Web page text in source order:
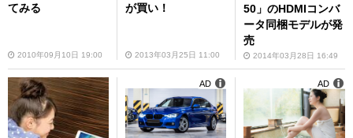
てみる
2010年09月10日 19:00
が買い！
2013年03月25日 11:00
50」のHDMIコンバ
ータ同梱モデルが発
売
2014年03月28日 16:49
AD AD